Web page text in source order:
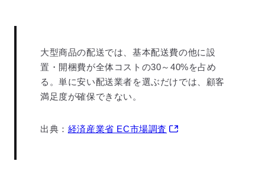
大型商品の配送では、基本配送費の他に設
置・開梱費が全体コストの30～40%を占め
る。単に安い配送業者を選ぶだけでは、顧客
満足度が確保できない。
出典： 経済産業省 EC市場調査